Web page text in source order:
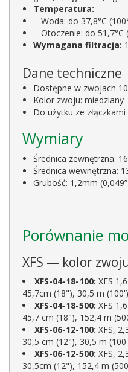
Temperatura:
-Woda: do 37,8°C
-Otoczenie: do 51,7°C
Wymagana filtracja:
Dane techniczne
Dostępne w zwojach
Kolor zwoju: miedziany
Do użytku ze
Wymiary
Średnica zewnętrzna:
Średnica wewnętrzna:
Grubość: 1,2mm
Porównanie
XFS — kolor
XFS-04-18-100: XFS
45,7cm (18"), 30,5 m (100')
XFS-04-18-500: XFS
45,7 cm (18"), 152,4 m
XFS-06-12-100: XFS,
30,5 cm (12"), 30,5 m
XFS-06-12-500: XFS,
30,5cm (12"), 152,4 m